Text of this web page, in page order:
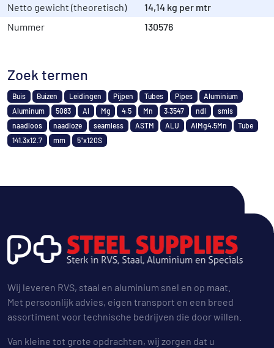
Netto gewicht (theoretisch)
14,14 kg per mtr
Nummer
130576
Zoek termen
Buis Buizen Leidingen Pijpen Tubes Pipes
Aluminium
Aluminum
5083 Al Mg 4.5 Mn 3.3547 ndl
smls
naadloos
naadloze seamless ASTM ALU AlMg4.5Mn
Tube
141.3x12.7
mm 5"x120S
Wij leveren RVS, staal en aluminium snel en op maat.
Met persoonlijk advies, eigen transport en een breed
assortiment voor technische bedrijven die door willen.
Van kleine tot grote opdrachten, wij zorgen dat u